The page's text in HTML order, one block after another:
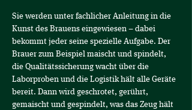
Sie werden unter fachlicher Anleitung in die
Kunst des Brauens eingewiesen – dabei
bekommt jeder seine spezielle Aufgabe. Der
Brauer zum Beispiel maischt und spindelt,
die Qualitätssicherung wacht über die
Laborproben und die Logistik hält alle Geräte
bereit. Dann wird geschrotet, gerührt,
gemaischt und gespindelt, was das Zeug hält